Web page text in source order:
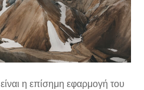
είναι η επίσημη εφαρμογή του